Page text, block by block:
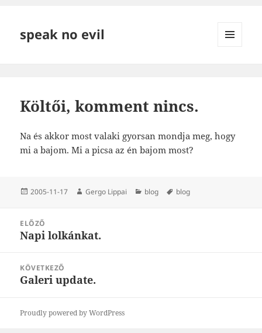
speak no evil
Költői, komment nincs.
Na és akkor most valaki gyorsan mondja meg, hogy
mi a bajom. Mi a picsa az én bajom most?
Közzétéve
2005-11-17 Szerző
Gergo Lippai Kategória
blog Címke
blog
navigáció
ELŐZŐ
Korábbi
Napi lolkánkat.
KÖVETKEZŐ
Következő
Galeri update.
Proudly powered by WordPress